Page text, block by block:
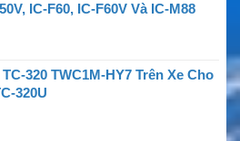
IC-F60, IC-F60V Và IC-M88
320 TWC1M-HY7 Trên Xe Cho
320U